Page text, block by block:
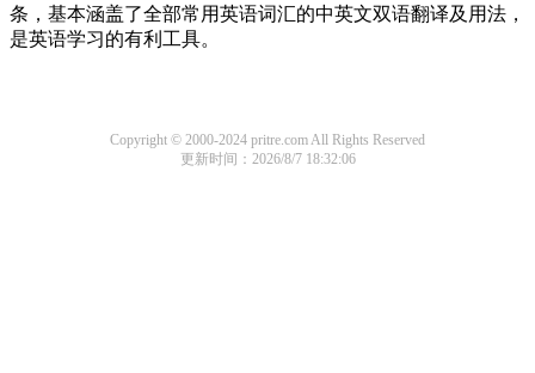
条，基本涵盖了全部常用英语词汇的中英文双语翻译及用法，
是英语学习的有利工具。
Copyright © 2000-2024 pritre.com All Rights Reserved
更新时间：2026/8/7 18:32:06